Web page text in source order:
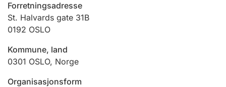
Jeger
Betaling og jegeravgiftskort
Ektepaktveileder
Forretningsadresse
St. Halvards gate 31B
0192 OSLO
Kommune, land
0301 OSLO, Norge
Organisasjonsform